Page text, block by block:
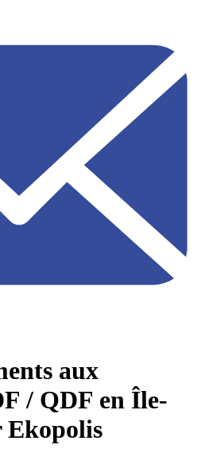
aux
/ QDF en Île-
Ekopolis